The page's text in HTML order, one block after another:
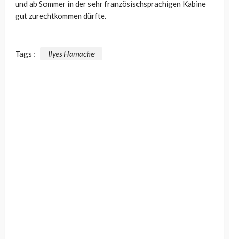
und ab Sommer in der sehr französischsprachigen Kabine
gut zurechtkommen dürfte.
Tags : Ilyes Hamache